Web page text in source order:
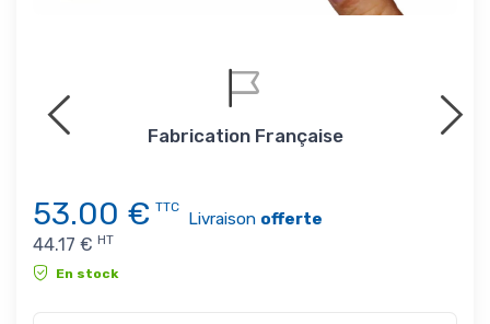
Fabrication Française
53.00 € TTC
Livraison offerte
44.17 € HT
En stock